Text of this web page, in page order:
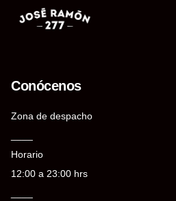
Conócenos
Zona de despacho
Horario
12:00 a 23:00 hrs